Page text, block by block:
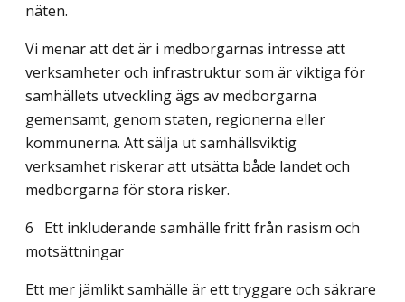
näten.
Vi menar att det är i medborgarnas intresse att
verksamheter och infrastruktur som är viktiga för
samhällets utveckling ägs av medborgarna
gemensamt, genom staten, regionerna eller
kommunerna. Att sälja ut samhällsviktig
verksamhet riskerar att utsätta både landet och
medborgarna för stora risker.
6 Ett inkluderande samhälle fritt från rasism och
motsättningar
Ett mer jämlikt samhälle är ett tryggare och säkrare